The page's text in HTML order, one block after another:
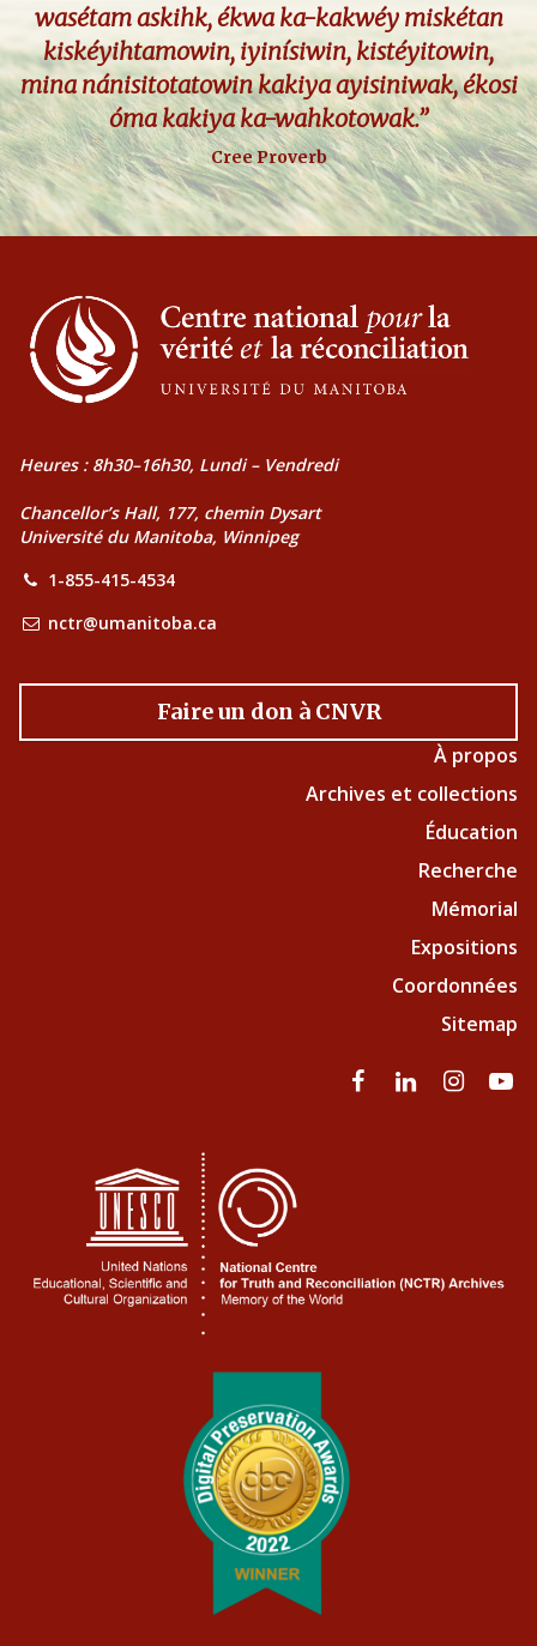
wasétam askihk, ékwa ka-kakwéy miskétan
kiskéyihtamowin, iyinísiwin, kistéyitowin,
mina nánisitotatowin kakiya ayisiniwak, ékosi
óma kakiya ka-wahkotowak.”
Cree Proverb
Heures : 8h30–16h30, Lundi – Vendredi
Chancellor’s Hall, 177, chemin Dysart
Université du Manitoba, Winnipeg
1-855-415-4534
nctr@umanitoba.ca
Faire un don à CNVR
À propos
Archives et collections
Éducation
Recherche
Mémorial
Expositions
Coordonnées
Sitemap